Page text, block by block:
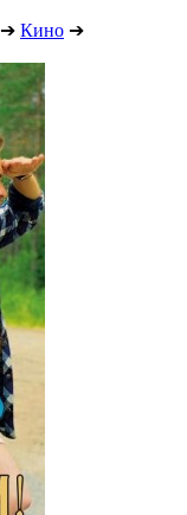
➔ Кино ➔